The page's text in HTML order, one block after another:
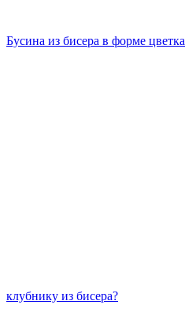
Бусина из бисера в форме цветка
клубнику из бисера?